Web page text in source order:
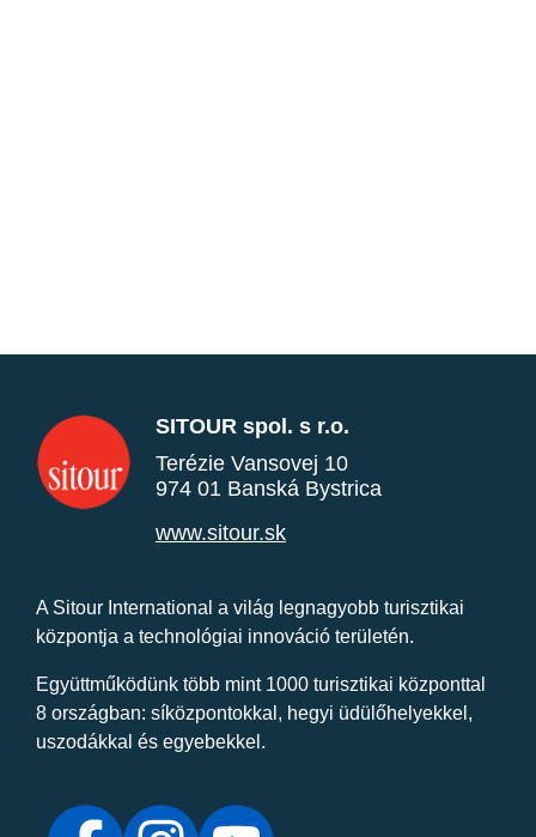
SITOUR spol. s r.o.
Terézie Vansovej 10
974 01 Banská Bystrica
www.sitour.sk
A Sitour International a világ legnagyobb turisztikai
központja a technológiai innováció területén.
Együttműködünk több mint 1000 turisztikai központtal
8 országban: síközpontokkal, hegyi üdülőhelyekkel,
uszodákkal és egyebekkel.